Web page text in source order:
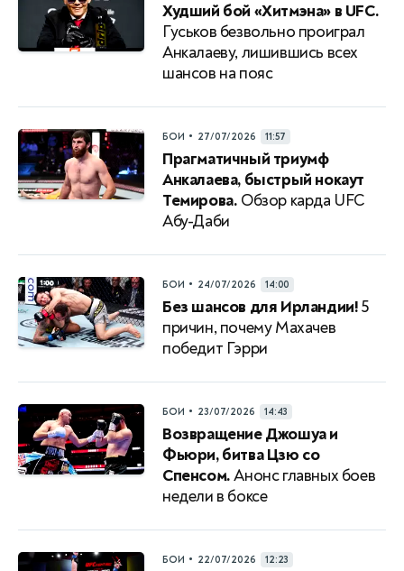
Худший бой «Хитмэна» в UFC.
Гуськов безвольно проиграл
Анкалаеву, лишившись всех
шансов на пояс
БОИ • 27/07/2026 11:57
Прагматичный триумф
Анкалаева, быстрый нокаут
Темирова. Обзор карда UFC
Абу-Даби
БОИ • 24/07/2026 14:00
Без шансов для Ирландии!5
причин, почему Махачев
победит Гэрри
БОИ • 23/07/2026 14:43
Возвращение Джошуа и
Фьюри, битва Цзю со
Спенсом.Анонс главных боев
недели в боксе
БОИ • 22/07/2026 12:23